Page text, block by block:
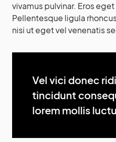
vivamus pulvinar. Eros
Pellentesque ligula
nisi ut eget vel venenatis
Vel vici donec
tincidunt
lorem mollis